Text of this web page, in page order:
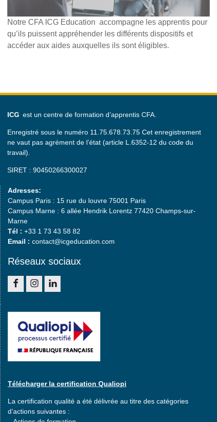
Notre CFA ICG Education accompagne les apprentis pour
qu’ils puissent appréhender les différents dispositifs et
accéder aux aides auxquelles ils sont éligibles.
ICG est un centre de formation d’apprentis CFA.
Enregistré sous le numéro 11.75.678.73.75 Cet enregistrement
ne vaut pas agrément de l’état (article L.6352-12 du code du
travail).
SIRET : 90450266300027
Adresses:
Campus Paris : 15 rue du louvre 75001 Paris
Campus Marne : 6 allée Hendrik Lorentz 77420 Champs-sur-
Marne
Tél : +33 1 73 43 58 82
Email : contact@icgeducation.com
Réseaux sociaux
Télécharger la certification Qualiopi
La certification qualité a été délivrée au titre des catégories
d’actions suivantes :